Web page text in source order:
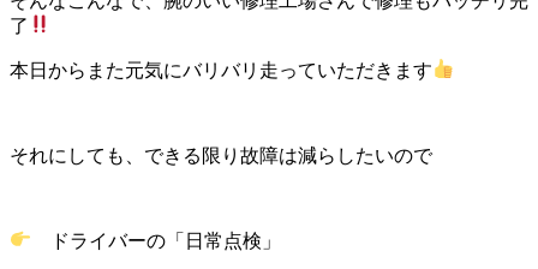
了
本日からまた元気にバリバリ走っていただきます
それにしても、できる限り故障は減らしたいので
ドライバーの「日常点検」